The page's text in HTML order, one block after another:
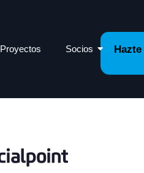
Proyectos Socios